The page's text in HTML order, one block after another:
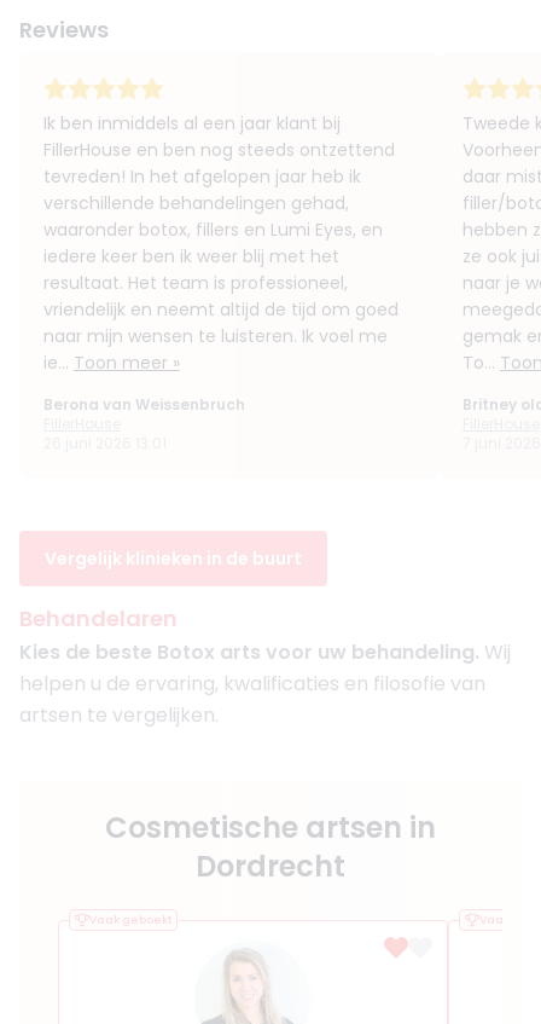
Reviews
Ik ben inmiddels al een jaar klant bij
FillerHouse⁠ en ben nog steeds ontzettend
tevreden! In het afgelopen jaar heb ik
verschillende behandelingen gehad,
waaronder botox, fillers en Lumi Eyes, en
iedere keer ben ik weer blij met het
resultaat. Het team is professioneel,
vriendelijk en neemt altijd de tijd om goed
naar mijn wensen te luisteren. Ik voel me
ie... Toon meer »
Berona van Weissenbruch
Tweede
daar
filler/
hebben
ze ook
naar je
gemak
To...
Britney
Vergelijk klinieken in de buurt
Behandelaren
Kies de beste Botox arts voor uw behandeling. Wij
helpen u de ervaring, kwalificaties en filosofie van
artsen te vergelijken.
Cosmetische artsen in
Dordrecht
Vaak geboekt Vaak